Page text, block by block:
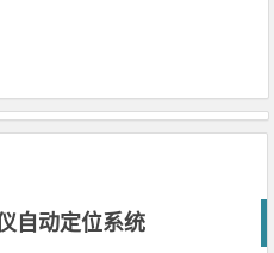
自动定位系统